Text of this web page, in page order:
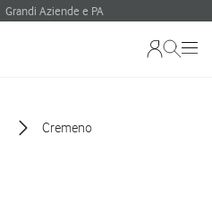
Grandi Aziende e PA
Cremeno